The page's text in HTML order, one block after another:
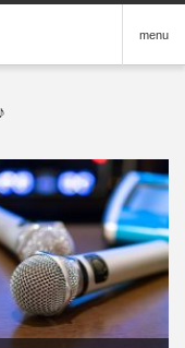
menu